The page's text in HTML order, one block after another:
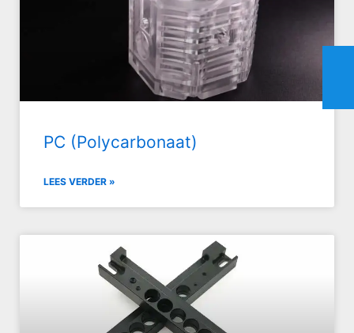
PC (Polycarbonaat)
LEES VERDER »